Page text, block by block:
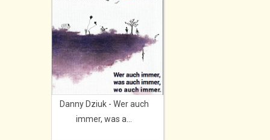
Danny Dziuk - Wer auch
immer, was a...